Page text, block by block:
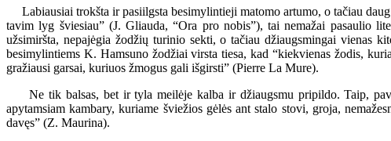
Labiausiai trokšta ir pasiilgsta besimylintieji matomo artumo, o tačiau
tavim lyg šviesiau” (J. Gliauda, “Ora pro nobis”), tai nemažai pasaulio
užsimiršta, nepajėgia žodžių turinio sekti, o tačiau džiaugsmingai vienas
besimylintiems K. Hamsuno žodžiai virsta tiesa, kad “kiekvienas žodis,
gražiausi garsai, kuriuos žmogus gali išgirsti” (Pierre La Mure).
Ne tik balsas, bet ir tyla meilėje kalba ir džiaugsmu pripildo. Taip,
apytamsiam kambary, kuriame šviežios gėlės ant stalo stovi, groja,
davęs” (Z. Maurina).